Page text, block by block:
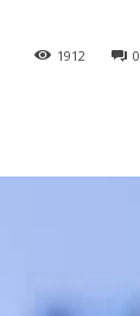
0
1912